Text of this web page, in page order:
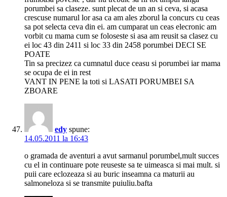
porumbei sa claseze. sunt plecat de un an si ceva, si acasa
crescuse numarul lor asa ca am ales zborul la concurs cu ceas
sa pot selecta ceva din ei. am cumparat un ceas elecronic am
vorbit cu mama cum se foloseste si asa am reusit sa clasez cu
ei loc 43 din 2411 si loc 33 din 2458 porumbei DECI SE
POATE
Tin sa precizez ca cumnatul duce ceasu si porumbei iar mama
se ocupa de ei in rest
VANT IN PENE la toti si LASATI PORUMBEI SA
ZBOARE
edy spune:
14.05.2011 la 16:43
o gramada de aventuri a avut sarmanul porumbel,mult succes
cu el in continuare pote reuseste sa te uimeasca si mai mult. si
puii care eclozeaza si au buric inseamna ca maturii au
salmoneloza si se transmite puiuliu.bafta